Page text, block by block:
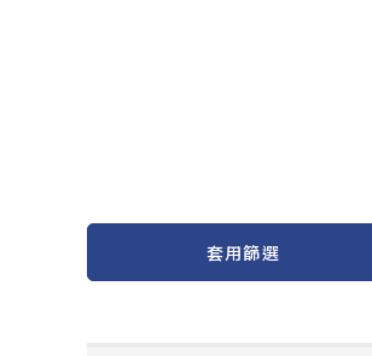
套用篩選